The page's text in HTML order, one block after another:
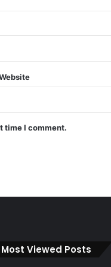
time I comment.
Most Viewed Posts